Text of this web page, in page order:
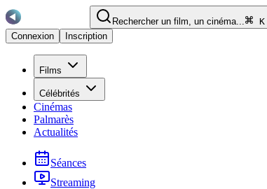
Rechercher un film, un cinéma...
K
Connexion
Inscription
Films
Célébrités
Cinémas
Palmarès
Actualités
Séances
Streaming